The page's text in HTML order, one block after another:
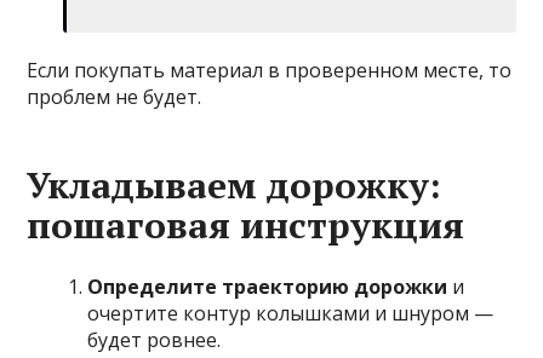
Если покупать материал в проверенном месте, то
проблем не будет.
Укладываем дорожку:
пошаговая инструкция
Определите траекторию дорожки и
очертите контур колышками и шнуром —
будет ровнее.